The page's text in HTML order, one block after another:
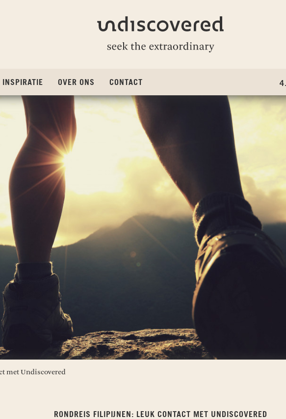
Undiscovered
INSPIRATIE OVER ONS CONTACT
met Undiscovered
RONDREIS FILIPIJNEN: LEUK CONTACT MET UNDISCOVERED